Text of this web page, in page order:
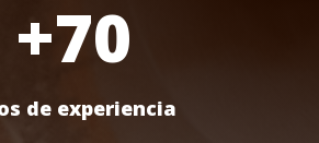
+70
de experiencia